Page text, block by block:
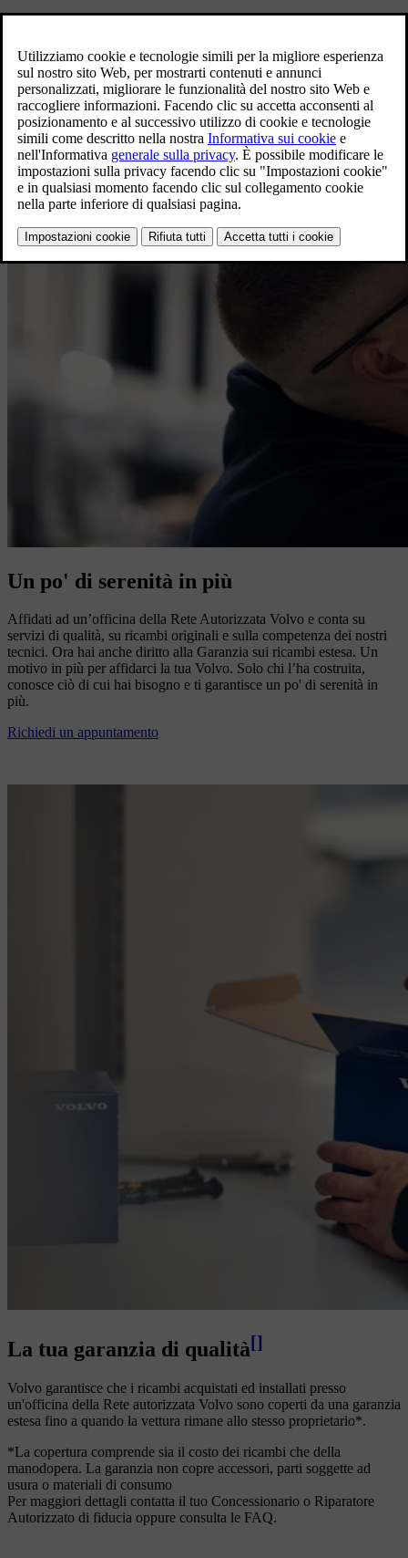
Un po' di serenità in più
Affidati ad un’officina della Rete Autorizzata Volvo e conta su
servizi di qualità, su ricambi originali e sulla competenza dei nostri
tecnici. Ora hai anche diritto alla Garanzia sui ricambi estesa. Un
motivo in più per affidarci la tua Volvo. Solo chi l’ha costruita,
conosce ciò di cui hai bisogno e ti garantisce un po' di serenità in
più.
Richiedi un appuntamento
La tua garanzia di qualità[]
Volvo garantisce che i ricambi acquistati ed installati presso
un'officina della Rete autorizzata Volvo sono coperti da una garanzia
estesa fino a quando la vettura rimane allo stesso proprietario*.
*La copertura comprende sia il costo dei ricambi che della
manodopera. La garanzia non copre accessori, parti soggette ad
usura o materiali di consumo
Per maggiori dettagli contatta il tuo Concessionario o Riparatore
Autorizzato di fiducia oppure consulta le FAQ.